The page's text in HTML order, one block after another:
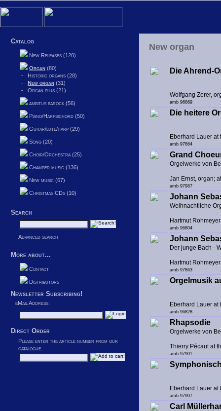
Catalog
New Releases (120)
Organ (80)
- Historic organs (28)
- New organ (31)
- Organ plus (21)
ambitus barock (56)
Piano/Harpsichord (50)
Guitar/lute/harp (29)
Song (20)
Choir/Orchestra (25)
Chamber music (136)
New music (67)
Christmas CDs (10)
Search
Advanced search
More about...
Contact
Distributors
Newsletter Subscribing!
eMail Address:
Direct Order
Please enter the article number from our
catalogue.
New organ
Die Ahrend-
Wolfgang Zerer,
amb 96869
Die heitere
Eberhard Lauer
amb 97864
Grand
Orgelwerke von
Jan Ernst, organ;
amb 97987
Johann
Weihnachtliche
Hartmut
amb 96804
Johann
Der junge Bach -
Hartmut
amb 97863
Orgelmusik
Eberhard Lauer at
amb 96828
Rhapsodie
Orgelwerke von
Thierry Pécaut at
amb 97901
Eberhard Lauer
amb 97907
Carl